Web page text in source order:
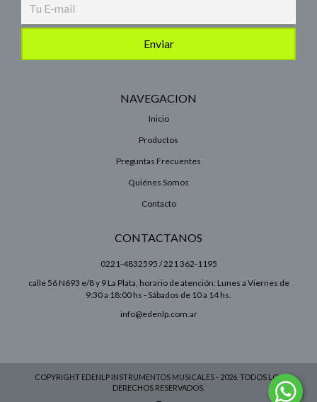
NAVEGACION
Inicio
Productos
Preguntas Frecuentes
Quiénes Somos
Contacto
CONTACTANOS
0221-4832595 / 221 362-1195
calle 56 N693 e/8 y 9 La Plata, horario de atención: Lunes a Viernes de
9:30 a 18:00 hs - Sábados de 10 a 14 hs.
info@edenlp.com.ar
COPYRIGHT EDENLP INSTRUMENTOS MUSICALES - 2026. TODOS LOS
DERECHOS RESERVADOS.